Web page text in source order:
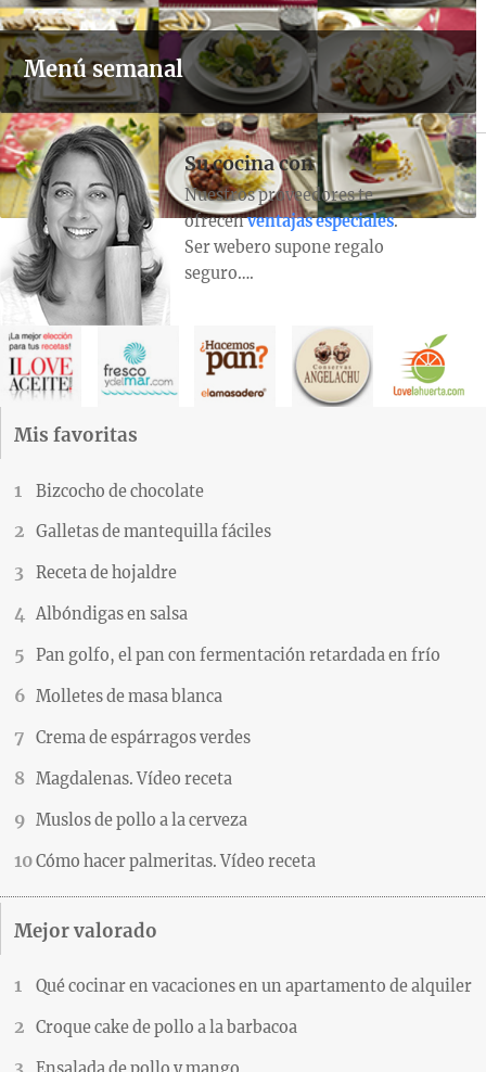
Menú semanal
Su cocina con
Nuestros proveedores te
ofrecenventajas especiales.
Ser webero supone regalo
seguro….
Mis favoritas
Bizcocho de chocolate
Galletas de mantequilla fáciles
Receta de hojaldre
Albóndigas en salsa
Pan golfo, el pan con fermentación retardada en frío
Molletes de masa blanca
Crema de espárragos verdes
Magdalenas. Vídeo receta
Muslos de pollo a la cerveza
Cómo hacer palmeritas. Vídeo receta
Mejor valorado
Qué cocinar en vacaciones en un apartamento de alquiler
Croque cake de pollo a la barbacoa